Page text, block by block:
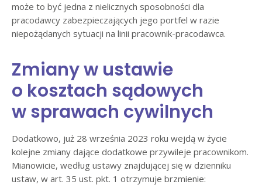
może to być jedna z nielicznych sposobności dla
pracodawcy zabezpieczających jego portfel w razie
niepożądanych sytuacji na linii pracownik-pracodawca.
Zmiany w ustawie
o kosztach sądowych
w sprawach cywilnych
Dodatkowo, już 28 września 2023 roku wejdą w życie
kolejne zmiany dające dodatkowe przywileje pracownikom.
Mianowicie, według ustawy znajdującej się w dzienniku
ustaw, w art. 35 ust. pkt. 1 otrzymuje brzmienie: